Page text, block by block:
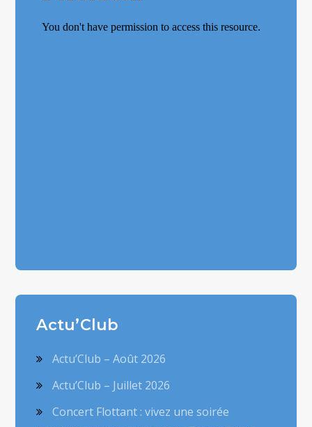
Actu’Club
Actu’Club – Août 2026
Actu’Club – Juillet 2026
Concert Flottant : vivez une soirée